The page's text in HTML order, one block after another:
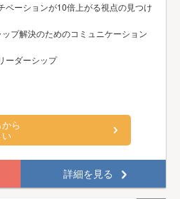
ベーションが10倍上がる視点の見つけ
プ解決のためのコミュニケーション
ーダーシップ
ら
い
詳細を見る